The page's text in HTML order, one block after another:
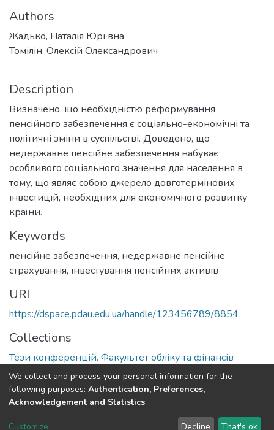
Authors
Жадько, Наталія Юріївна
Томілін, Олексій Олександрович
Description
Визначено, що необхідністю реформування
пенсійного забезпечення є соціально-економічні та
політичні зміни в суспільстві. Доведено, що
недержавне пенсійне забезпечення набуває
особливого соціального значення для населення в
тому, що являє собою джерело довготермінових
інвестицій, необхідних для економічного розвитку
країни.
Keywords
пенсійне забезпечення, недержавне пенсійне
страхування, інвестування пенсійних активів
URI
https://dspace.pdau.edu.ua/handle/123456789/8854
Collections
Тези конференцій. Факультет обліку та фінансів
Full item page
DSpace software copyright © 2002-2026 LYRASIS
We collect and process your personal information for the
following purposes: Authentication, Preferences,
Acknowledgement and Statistics.
Customize Decline That's ok